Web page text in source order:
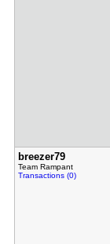
breezer79
Team Rampant
Transactions (0)